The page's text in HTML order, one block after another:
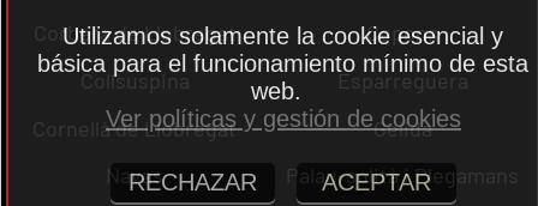
Corbera de Llobregat
Copons
Collsuspina
Esparreguera
Cornellà de Llobregat
Gelida
Navas
Palau-solità i Plegamans
Utilizamos solamente la cookie esencial y
básica para el funcionamiento mínimo de esta
web.
Ver políticas y gestión de cookies
RECHAZAR ACEPTAR